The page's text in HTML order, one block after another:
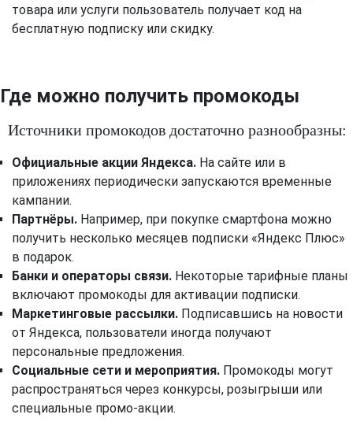
товара или услуги пользователь получает код на
бесплатную подписку или скидку.
Где можно получить промокоды
Источники промокодов достаточно разнообразны:
Официальные акции Яндекса. На сайте или в
приложениях периодически запускаются временные
кампании.
Партнёры. Например, при покупке смартфона можно
получить несколько месяцев подписки «Яндекс Плюс»
в подарок.
Банки и операторы связи. Некоторые тарифные планы
включают промокоды для активации подписки.
Маркетинговые рассылки. Подписавшись на новости
от Яндекса, пользователи иногда получают
персональные предложения.
Социальные сети и мероприятия. Промокоды могут
распространяться через конкурсы, розыгрыши или
специальные промо-акции.